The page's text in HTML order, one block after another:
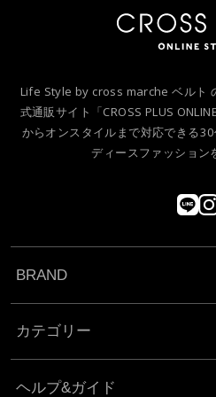
Life Style by cross marche ベルト
式通販サイト「CROSS PLUS
からオンスタイルまで対応できる
ディースファッション
BRAND
カテゴリー
ヘルプ&ガイド